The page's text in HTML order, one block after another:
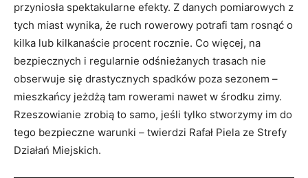
przyniosła spektakularne efekty. Z danych pomiarowych z
tych miast wynika, że ruch rowerowy potrafi tam rosnąć o
kilka lub kilkanaście procent rocznie. Co więcej, na
bezpiecznych i regularnie odśnieżanych trasach nie
obserwuje się drastycznych spadków poza sezonem –
mieszkańcy jeżdżą tam rowerami nawet w środku zimy.
Rzeszowianie zrobią to samo, jeśli tylko stworzymy im do
tego bezpieczne warunki – twierdzi Rafał Piela ze Strefy
Działań Miejskich.